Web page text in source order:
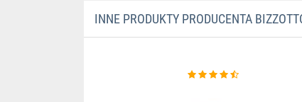
INNE PRODUKTY PRODUCENTA